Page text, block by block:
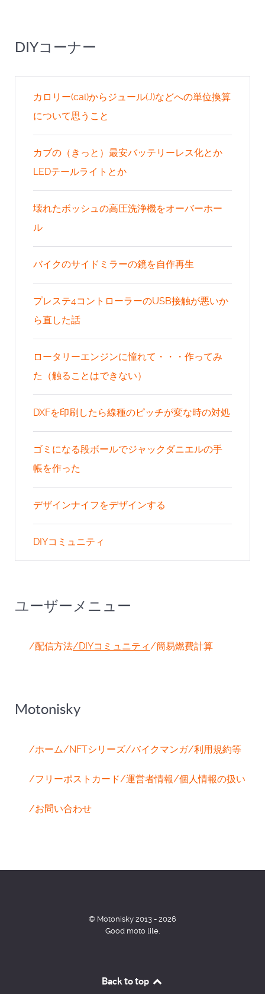
DIYコーナー
カロリー(cal)からジュール(J)などへの単位換算
について思うこと
カブの（きっと）最安バッテリーレス化とか
LEDテールライトとか
壊れたボッシュの高圧洗浄機をオーバーホー
ル
バイクのサイドミラーの鏡を自作再生
プレステ4コントローラーのUSB接触が悪いか
ら直した話
ロータリーエンジンに憧れて・・・作ってみ
た（触ることはできない）
DXFを印刷したら線種のピッチが変な時の対処
ゴミになる段ボールでジャックダニエルの手
帳を作った
デザインナイフをデザインする
DIYコミュニティ
ユーザーメニュー
/配信方法/DIYコミュニティ/簡易燃費計算
Motonisky
/ホーム/NFTシリーズ/バイクマンガ/利用規約等
/フリーポストカード/運営者情報/個人情報の扱い
/お問い合わせ
© Motonisky 2013 - 2026
Good moto lile.
Back to top